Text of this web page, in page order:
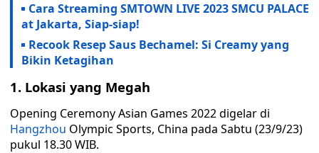
Cara Streaming SMTOWN LIVE 2023 SMCU PALACE
at Jakarta, Siap-siap!
Recook Resep Saus Bechamel: Si Creamy yang
Bikin Ketagihan
1. Lokasi yang Megah
Opening Ceremony Asian Games 2022 digelar di
Hangzhou Olympic Sports, China pada Sabtu (23/9/23)
pukul 18.30 WIB.